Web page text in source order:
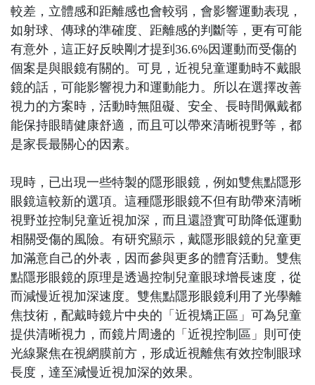
較差，立體感和距離感也會較弱，會影響運動表現，
如射球、傳球的準確度、距離感的判斷等，更有可能
有意外，這正好反映剛才提到36.6%因運動而受傷的
個案是與眼鏡有關的。可見，近視兒童運動時不戴眼
鏡的話，可能影響視力和運動能力。所以在選擇改善
視力的方案時，活動時無阻礙、安全、長時間佩戴都
能保持眼睛健康舒適，而且可以帶來清晰視野等，都
是家長最關心的因素。
現時，已出現一些特製的隱形眼鏡，例如雙焦點隱形
眼鏡這較新的選項。這種隱形眼鏡不但有助帶來清晰
視野並控制兒童近視加深，而且還證實可助降低運動
相關受傷的風險。有研究顯示，戴隱形眼鏡的兒童更
加滿意自己的外表，因而參與更多的體育活動。雙焦
點隱形眼鏡的原理是透過控制兒童眼球增長速度，從
而減慢近視加深速度。雙焦點隱形眼鏡利用了光學離
焦技術，配戴時鏡片中央的「近視矯正區」可為兒童
提供清晰視力，而鏡片周邊的「近視控制區」則可使
光線聚焦在視網膜前方，形成近視離焦有效控制眼球
長度，達至減慢近視加深的效果。